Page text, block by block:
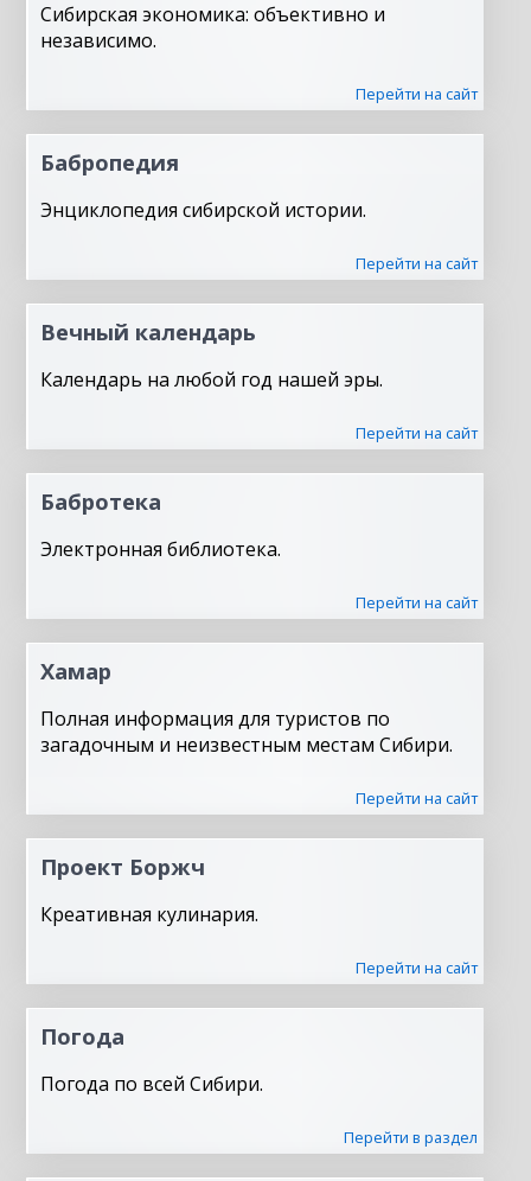
Сибирская экономика: объективно и
независимо.
Перейти на сайт
Бабропедия
Энциклопедия сибирской истории.
Перейти на сайт
Вечный календарь
Календарь на любой год нашей эры.
Перейти на сайт
Бабротека
Электронная библиотека.
Перейти на сайт
Хамар
Полная информация для туристов по
загадочным и неизвестным местам Сибири.
Перейти на сайт
Проект Боржч
Креативная кулинария.
Перейти на сайт
Погода
Погода по всей Сибири.
Перейти в раздел